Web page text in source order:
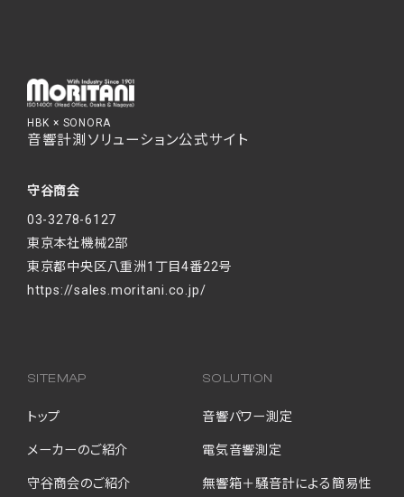
HBK × SONORA
音響計測ソリューション公式サイト
守谷商会
03-3278-6127
東京本社機械2部
東京都中央区八重洲1丁目4番22号
https://sales.moritani.co.jp/
SITEMAP
トップ
メーカーのご紹介
守谷商会のご紹介
SOLUTION
音響パワー測定
電気音響測定
無響箱＋騒音計による簡易性